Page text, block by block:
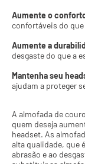
Aumente o
confortáveis do
Aumente a
desgaste do que a
Mantenha seu
ajudam a proteger
A almofada de
quem deseja
headset. As
alta qualidade, que
abrasão e ao